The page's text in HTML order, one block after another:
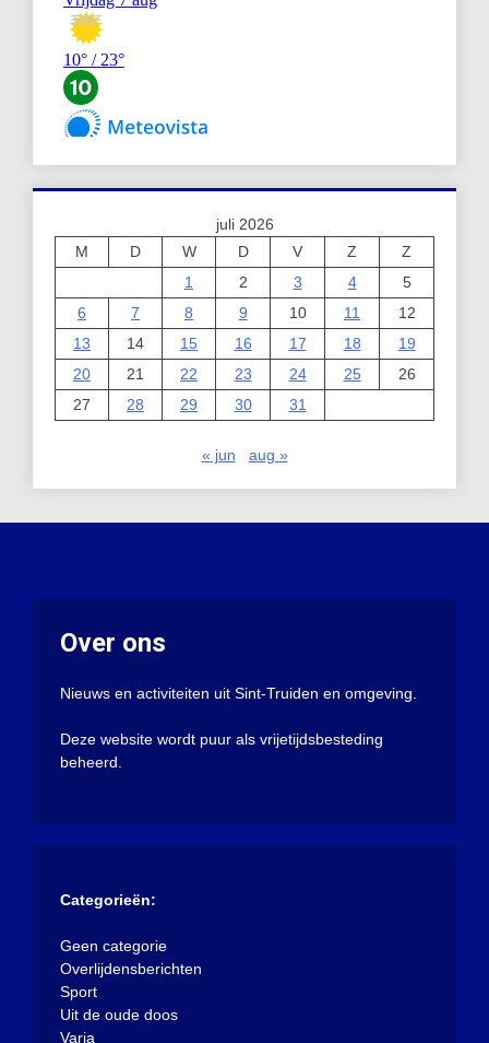
juli 2026
M
D W D V Z
Z
1
2 3 4
5
6
7 8 9 10 11
12
13
14 15 16 17 18
19
20
21 22 23 24 25
26
27
28 29 30 31
« jun aug »
Over ons
Nieuws en activiteiten uit Sint-Truiden en omgeving.
Deze website wordt puur als vrijetijdsbesteding
beheerd.
Categorieën:
Geen categorie
Overlijdensberichten
Sport
Uit de oude doos
Varia